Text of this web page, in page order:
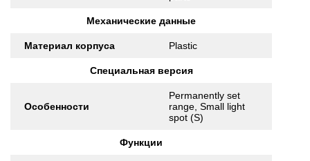
Механические данные
Материал корпуса Plastic
Специальная версия
Особенности
Permanently set
range, Small light
spot (S)
Функции